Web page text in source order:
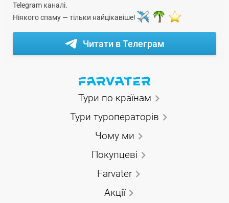
Telegram каналі.
Ніякого спаму — тільки найцікавіше!
Читати в Телеграм
Тури по країнам
Тури туроператорів
Чому ми
Покупцеві
Farvater
Акції